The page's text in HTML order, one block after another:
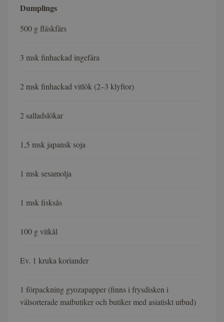
Dumplings
500 g fläskfärs
3 msk finhackad ingefära
2 msk finhackad vitlök (2–3 klyftor)
2 salladslökar
1,5 msk japansk soja
1 msk sesamolja
1 msk fisksås
100 g vitkål
Ev. 1 kruka koriander
1 förpackning gyozapapper (finns i frysdisken i
välsorterade matbutiker och butiker med asiatiskt utbud)